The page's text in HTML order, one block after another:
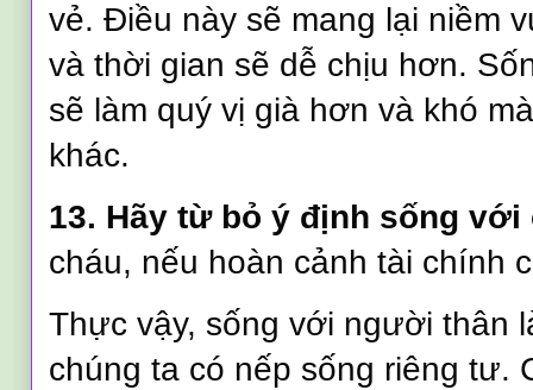
vẻ. Điều này sẽ mang lại niềm
và thời gian sẽ dễ chịu hơn.
sẽ làm quý vị già hơn và khó
khác.
13. Hãy từbỏ ý định sống với
cháu, nếu hoàn cảnh tài chính
Thực vậy, sống với người thân
chúng ta có nếp sống riêng tư.